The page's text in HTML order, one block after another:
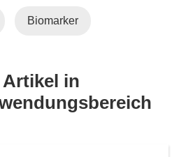
Biomarker
Artikel in